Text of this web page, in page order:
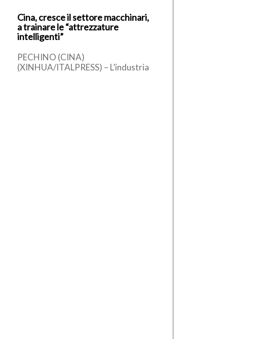
Cina, cresce il settore macchinari,
a trainare le “attrezzature
intelligenti”
PECHINO (CINA)
(XINHUA/ITALPRESS) – L’industria